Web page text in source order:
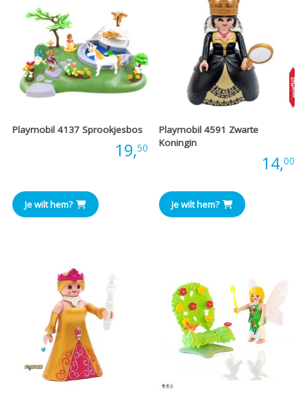
Playmobil 4137 Sprookjesbos
19,50
Je wilt hem?
Playmobil 4591 Zwarte
Koningin
14,00
Je wilt hem?